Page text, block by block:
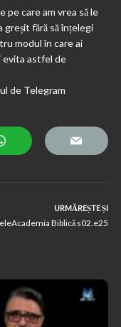
pe care am vrea să le
fără să înțelegi
modul în care ai
evita astfel de
de Telegram
URMĂREȘTE ȘI
Biblică s02.e25